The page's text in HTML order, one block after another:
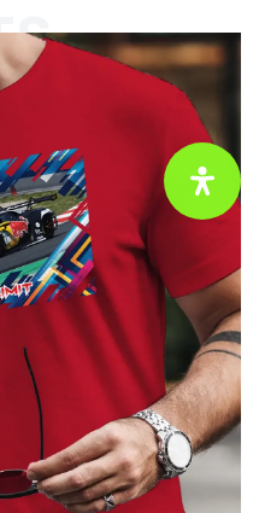
für
alles um
und markante
Alltag mit
einer Prise
und alle, die
mit Stil und
wollen.